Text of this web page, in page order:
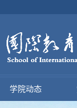
学院动态